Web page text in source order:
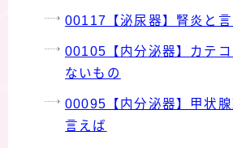
00117【泌尿器】腎炎と
00105【内分泌器】カテ
ないもの
00095【内分泌器】甲状
言えば